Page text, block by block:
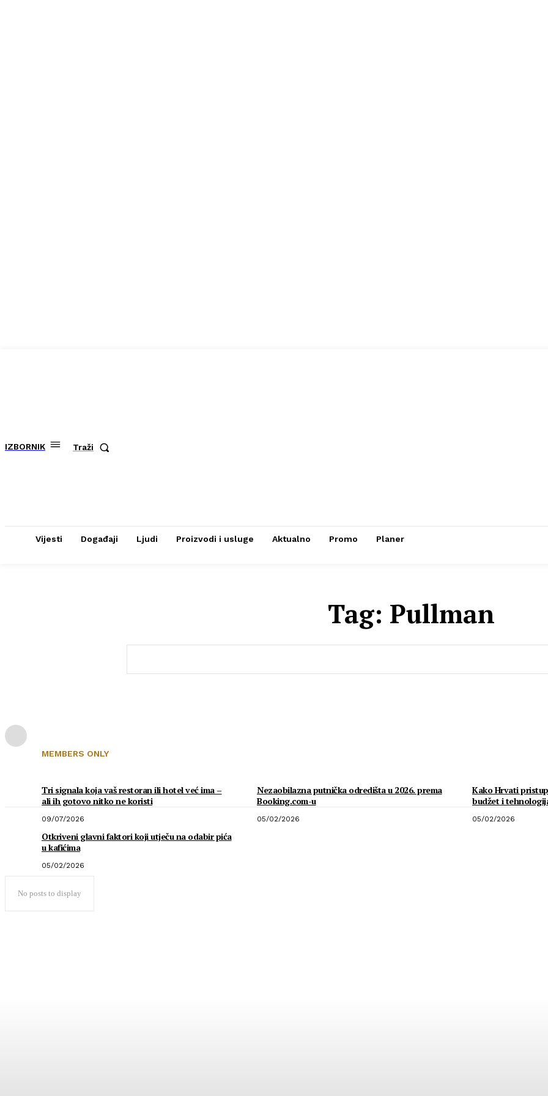
IZBORNIK Traži
Vijesti Događaji Ljudi Proizvodi i usluge Aktualno Promo Planer
Tag: Pullman
MEMBERS ONLY
Tri signala koja vaš restoran ili hotel već ima –
ali ih gotovo nitko ne koristi
09/07/2026
Nezaobilazna putnička odredišta u 2026. prema
Booking.com-u
05/02/2026
Kako Hrvati
budžet i
05/02/2026
Otkriveni glavni faktori koji utječu na odabir pića
u kafićima
05/02/2026
No posts to display